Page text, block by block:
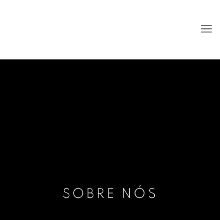
SOBRE NÓS